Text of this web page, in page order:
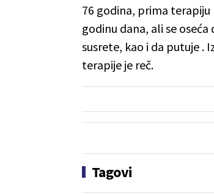
76 godina, prima
godinu dana, ali se
susrete, kao i da putuje .
terapije je reč.
Tagovi